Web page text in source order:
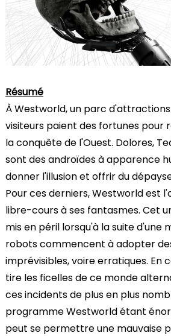
Résumé
À Westworld, un parc
visiteurs paient des fortunes pour
la conquête de l'Ouest. Dolores,
sont des androïdes à apparence
donner l'illusion et offrir du
Pour ces derniers, Westworld est
libre-cours à ses fantasmes. Cet
mis en péril lorsqu'à la suite d'une
robots commencent à adopter
imprévisibles, voire erratiques. En
tire les ficelles de ce monde
ces incidents de plus en plus
programme Westworld étant
peut se permettre une mauvaise